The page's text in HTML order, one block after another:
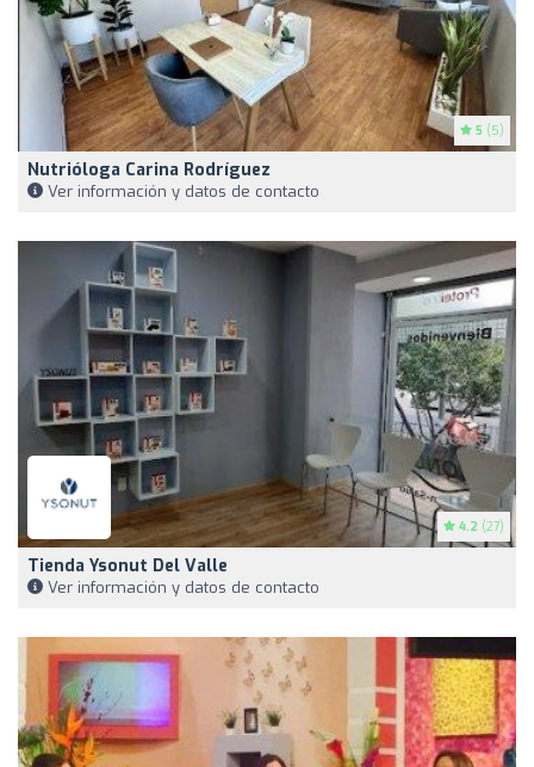
5 (5)
Nutrióloga Carina Rodríguez
Ver información y datos de contacto
4.2 (27)
Tienda Ysonut Del Valle
Ver información y datos de contacto